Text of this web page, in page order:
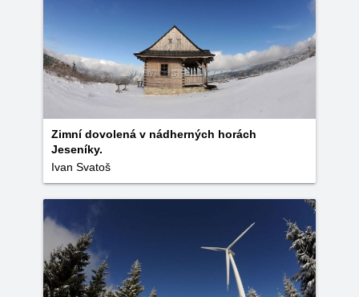
Zimní dovolená v nádherných horách
Jeseníky.
Ivan Svatoš